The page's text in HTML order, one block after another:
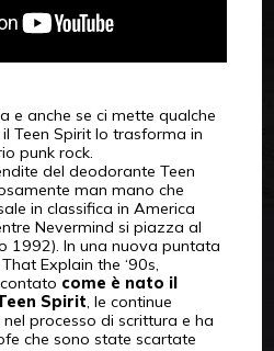
e anche se ci mette qualche
Teen Spirit lo trasforma in
punk rock.
del deodorante Teen
man mano che
in classifica in America
Nevermind si piazza al
1992). In una nuova puntata
Explain the ‘90s,
come è nato il
Spirit, le continue
processo di scrittura e ha
che sono state scartate